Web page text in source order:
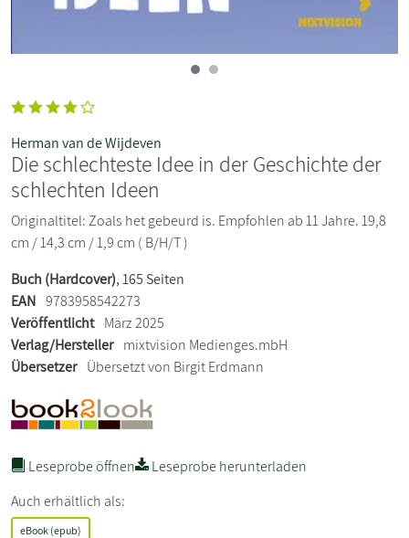
Herman van de Wijdeven
Die schlechteste Idee in der Geschichte der
schlechten Ideen
Originaltitel: Zoals het gebeurd is. Empfohlen ab 11 Jahre. 19,8
cm / 14,3 cm / 1,9 cm ( B/H/T )
Buch (Hardcover), 165 Seiten
EAN 9783958542273
Veröffentlicht März 2025
Verlag/Hersteller mixtvision Medienges.mbH
Übersetzer Übersetzt von Birgit Erdmann
Leseprobe öffnen
Leseprobe herunterladen
Auch erhältlich als:
eBook (epub)